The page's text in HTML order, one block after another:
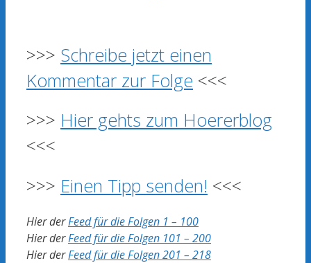
>>> Schreibe jetzt einen
Kommentar zur Folge <<<
>>> Hier gehts zum Hoererblog
<<<
>>> Einen Tipp senden! <<<
Hier derFeed für die Folgen 1 – 100
Hier derFeed für die Folgen 101 – 200
Hier derFeed für die Folgen 201 – 218